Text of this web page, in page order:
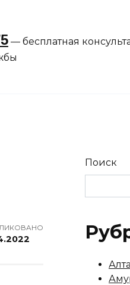
— бесплатная
Поиск